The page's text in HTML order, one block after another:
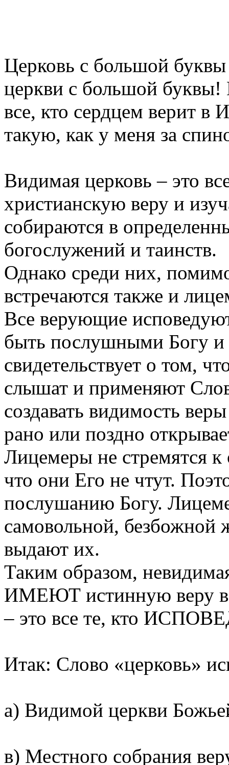
Церковь с большой
церкви с большой
все, кто сердцем верит
такую, как у меня за
Видимая церковь – это
христианскую веру и
собираются в
богослужений и таинств.
Однако среди них,
встречаются также и
Все верующие
быть послушными Богу и
свидетельствует о том,
слышат и применяют
создавать видимость
рано или поздно
Лицемеры не стремятся
что они Его не чтут.
послушанию Богу.
самовольной,
выдают их.
Таким образом,
ИМЕЮТ истинную веру в
– это все те, кто
Итак: Слово «церковь»
а) Видимой церкви
в) Местного собрания